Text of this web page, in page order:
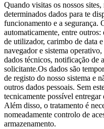
Quando visitas os nossos
determinados dados para te
funcionamento e a segurança.
automaticamente, entre
de utilizador, carimbo de data
navegador e sistema
dados técnicos, notificação de
solicitante.Os dados são
de registo do nosso sistema e
outros dados pessoais. Sem
tecnicamente possível entregar
Além disso, o tratamento é
nomeadamente controlo de
armazenamento.